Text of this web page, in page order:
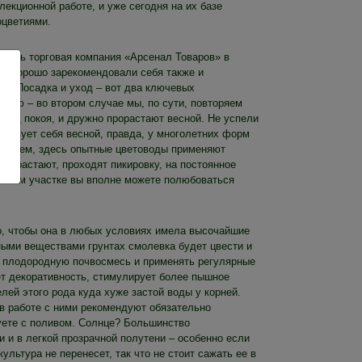
работе, и уже сегодня на их базе
торговая компания «Арсенал Товаров» в
хорошо зарекомендовали себя также и
Посадка и уход – вот два ключевых
– во втором случае мы, по сути, повторяем
покоя, и дружно прорастают весной. Не успели
себя весной, правда, у многолетних форм
здесь опытные цветоводы применяют
проходят пикировку, на постоянное
участке вы вполне можете полюбоваться
чтобы она в любых условиях имела высочайшие
веществами грунтах смолевка будет цвести и
почвосмесь и применять регулярные
стимулирует более пышное
этого рода куда хуже застой воды у корней.
работе с ними рекомендуют обязательно
с поливом. Солнце? Большинство
в легкой прозрачной полутени – особенно если
не перенесет, так что не стоит сажать ее в